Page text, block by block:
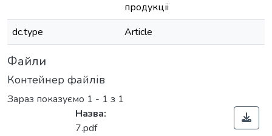
продукції
dc.type
Article
Файли
Контейнер файлів
Зараз показуємо 1 - 1 з 1
Назва:
7.pdf